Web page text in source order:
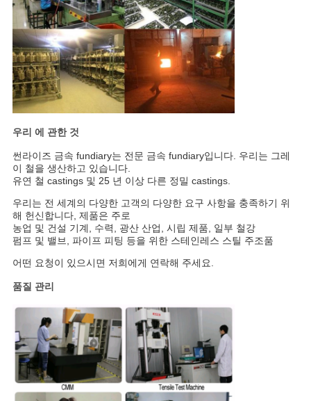
오
사
이
트
맵
개
인
정
보
보
호
정
책
우리 에 관한 것
썬라이즈 금속 fundiary는 전문 금속 fundiary입니다. 우리는 그레
이 철을 생산하고 있습니다.
유연 철 castings 및 25 년 이상 다른 정밀 castings.
우리는 전 세계의 다양한 고객의 다양한 요구 사항을 충족하기 위
해 헌신합니다, 제품은 주로
농업 및 건설 기계, 수력, 광산 산업, 시립 제품, 일부 철강
펌프 및 밸브, 파이프 피팅 등을 위한 스테인레스 스틸 주조품
어떤 요청이 있으시면 저희에게 연락해 주세요.
품질 관리